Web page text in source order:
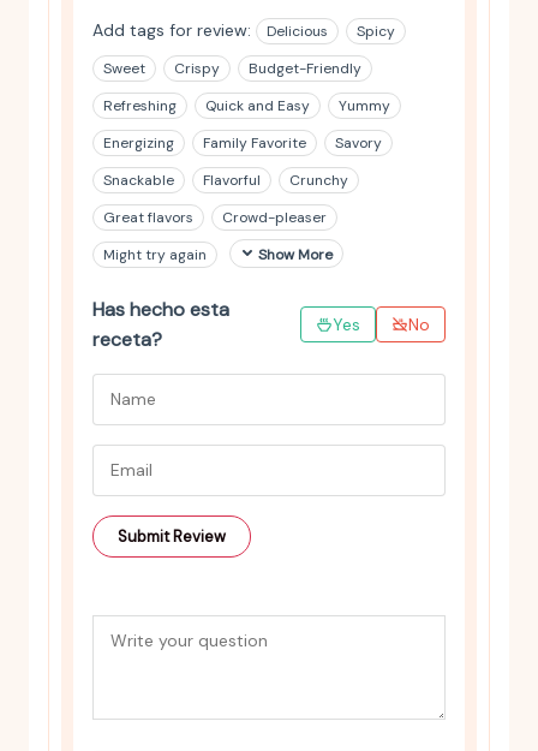
Add tags for review: Delicious
Spicy
Sweet
Crispy
Budget-Friendly
Refreshing
Quick and Easy
Yummy
Energizing
Family Favorite
Savory
Snackable
Flavorful
Crunchy
Great flavors
Crowd-pleaser
Might try again
Show More
Has hecho esta
receta?
Yes No